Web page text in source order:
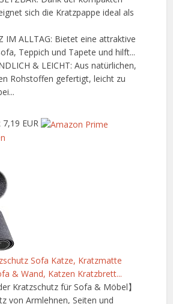
sich die Kratzpappe ideal als
IM ALLTAG: Bietet eine attraktive
Teppich und Tapete und hilft...
& LEICHT: Aus natürlichen,
Rohstoffen gefertigt, leicht zu
7,19 EUR
Sofa Katze, Kratzmatte
& Wand, Katzen Kratzbrett...
Kratzschutz für Sofa & Möbel】
von Armlehnen, Seiten und